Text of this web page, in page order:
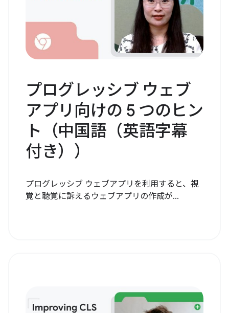
プログレッシブ ウェブ
アプリ向けの 5 つのヒン
ト（中国語（英語字幕
付き））
プログレッシブ ウェブアプリを利用すると、視
覚と聴覚に訴えるウェブアプリの作成が...